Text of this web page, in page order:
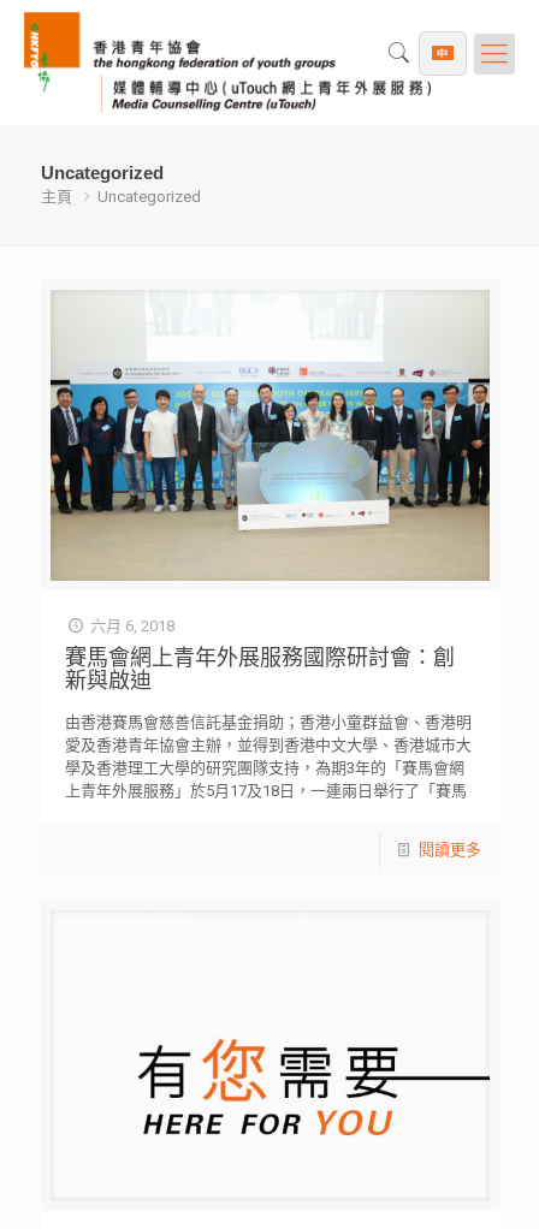
Uncategorized
主頁 Uncategorized
六月 6, 2018
賽馬會網上青年外展服務國際研討會：創
新與啟迪
由香港賽馬會慈善信託基金捐助；香港小童群益會、香港明
愛及香港青年協會主辦，並得到香港中文大學、香港城市大
學及香港理工大學的研究團隊支持，為期3年的「賽馬會網
上青年外展服務」於5月17及18日，一連兩日舉行了「賽馬
資訊科技（ICT）。 「賽馬會網上青年外展服務」對象主要
社企Likelion總裁Mr Duhee Lee及日本明聖高中長谷川恒太
教頭亦為研討會作出演講。另外，本地學者、媒體領袖、前
線青年工作者及社創青年亦分別進行交流及討論。
閱讀更多